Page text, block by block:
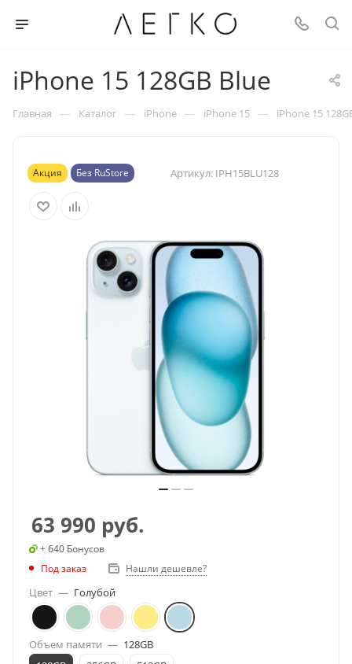
iPhone 15 128GB Blue
Главная — Каталог — iPhone — iPhone 15 — iPhone 15
Акция Без RuStore Артикул: IPH15BLU128
63 990 руб.
+ 640 Бонусов
Под заказ
Нашли дешевле?
Цвет — Голубой
Объем памяти — 128GB